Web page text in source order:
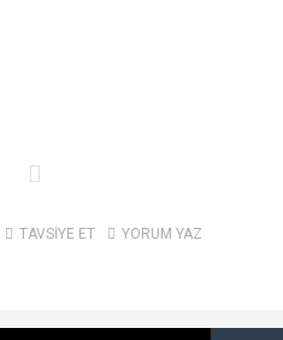
TAVSİYE ET YORUM YAZ